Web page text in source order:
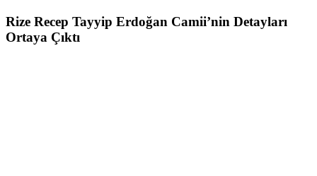
Rize Recep Tayyip Erdoğan Camii’nin Detayları
Ortaya Çıktı